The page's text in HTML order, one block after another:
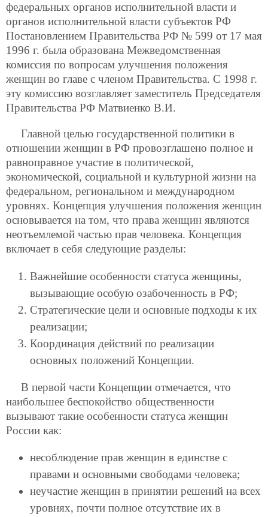
федеральных органов исполнительной власти и
органов исполнительной власти субъектов РФ
Постановлением Правительства РФ № 599 от 17 мая
1996 г. была образована Межведомственная
комиссия по вопросам улучшения положения
женщин во главе с членом Правительства. С 1998 г.
эту комиссию возглавляет заместитель Председателя
Правительства РФ Матвиенко В.И.
Главной целью государственной политики в
отношении женщин в РФ провозглашено полное и
равноправное участие в политической,
экономической, социальной и культурной жизни на
федеральном, региональном и международном
уровнях. Концепция улучшения положения женщин
основывается на том, что права женщин являются
неотъемлемой частью прав человека. Концепция
включает в себя следующие разделы:
Важнейшие особенности статуса женщины,
вызывающие особую озабоченность в РФ;
Стратегические цели и основные подходы к их
реализации;
Координация действий по реализации
основных положений Концепции.
В первой части Концепции отмечается, что
наибольшее беспокойство общественности
вызывают такие особенности статуса женщин
России как:
несоблюдение прав женщин в единстве с
правами и основными свободами человека;
неучастие женщин в принятии решений на всех
уровнях, почти полное отсутствие их в